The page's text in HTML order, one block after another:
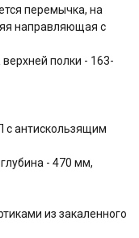
перемычка, на
направляющая с
полки - 163-
с антискользящим
- 470 мм,
из закаленного